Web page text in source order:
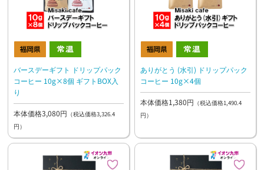
バースデーギフト ドリップパック
コーヒー 10g×8個 ギフトBOX入
り
本体価格3,080円 （税込価格3,326.4
円）
ありがとう (水引) ドリップパック
コーヒー 10g×4個
本体価格1,380円 （税込価格1,490.4
円）